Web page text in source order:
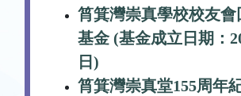
筲箕灣崇真學校校友會
基金 (基金成立日期：
日)
筲箕灣崇真堂155周年